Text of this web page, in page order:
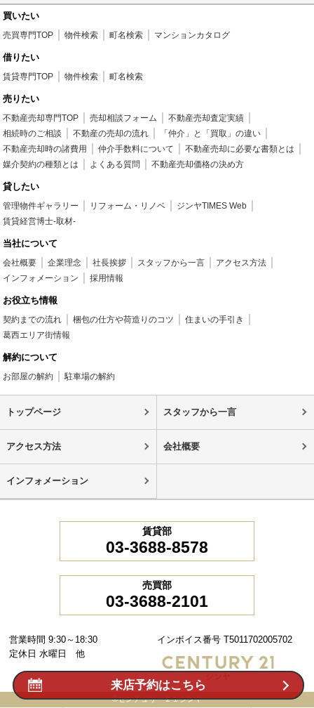
買いたい
売買専門TOP 物件検索 町名検索 マンションカタログ
借りたい
賃貸専門TOP 物件検索 町名検索
売りたい
不動産売却専門TOP 売却相談フォーム
不動産売却査定実績
相続時のご相談
不動産の売却の流れ
「仲介」と「買取」の違い
不動産売却時の諸費用
仲介手数料について
不動産売却に必要な書類とは
媒介契約の種類とは
よくある質問 不動産売却価格の決め方
貸したい
管理物件ギャラリー リフォーム・リノベ
ジンヤTIMES Web
賃貸経営博士-取材-
当社について
会社概要 企業理念 社長挨拶 スタッフから一言
アクセス方法
インフォメーション
採用情報
お役立ち情報
契約までの流れ 梱包の仕方や荷造りのコツ
住まいの手引き
葛西エリア街情報
解約について
お部屋の解約 駐車場の解約
トップページ スタッフから一言
アクセス方法 会社概要
インフォメーション
賃貸部
03-3688-8578
売買部
03-3688-2101
営業時間 9:30～18:30
定休日 水曜日 他
インボイス番号 T5011702005702
©センチュリー２１ジンヤ
来店予約はこちら